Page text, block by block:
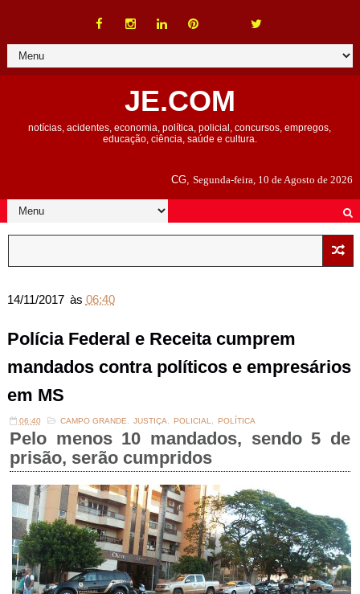
JE.COM
notícias, acidentes, economia, política, policial, concursos, empregos,
educação, ciência, saúde e cultura.
CG,Segunda-feira, 10 de Agosto de 2026
14/11/2017 às 06:40
Polícia Federal e Receita cumprem
mandados contra políticos e empresários
em MS
06:40 CAMPO GRANDE JUSTIÇA POLICIAL POLÍTICA
Pelo menos 10 mandados, sendo 5 de
prisão, serão cumpridos